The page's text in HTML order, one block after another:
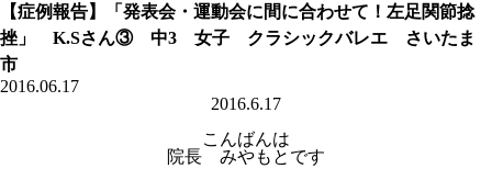
【症例報告】「発表会・運動会に間に合わせて！左足関節捻
挫」 K.Sさん③ 中3 女子 クラシックバレエ さいたま
市
2016.06.17
2016.6.17
こんばんは
院長 みやもとです